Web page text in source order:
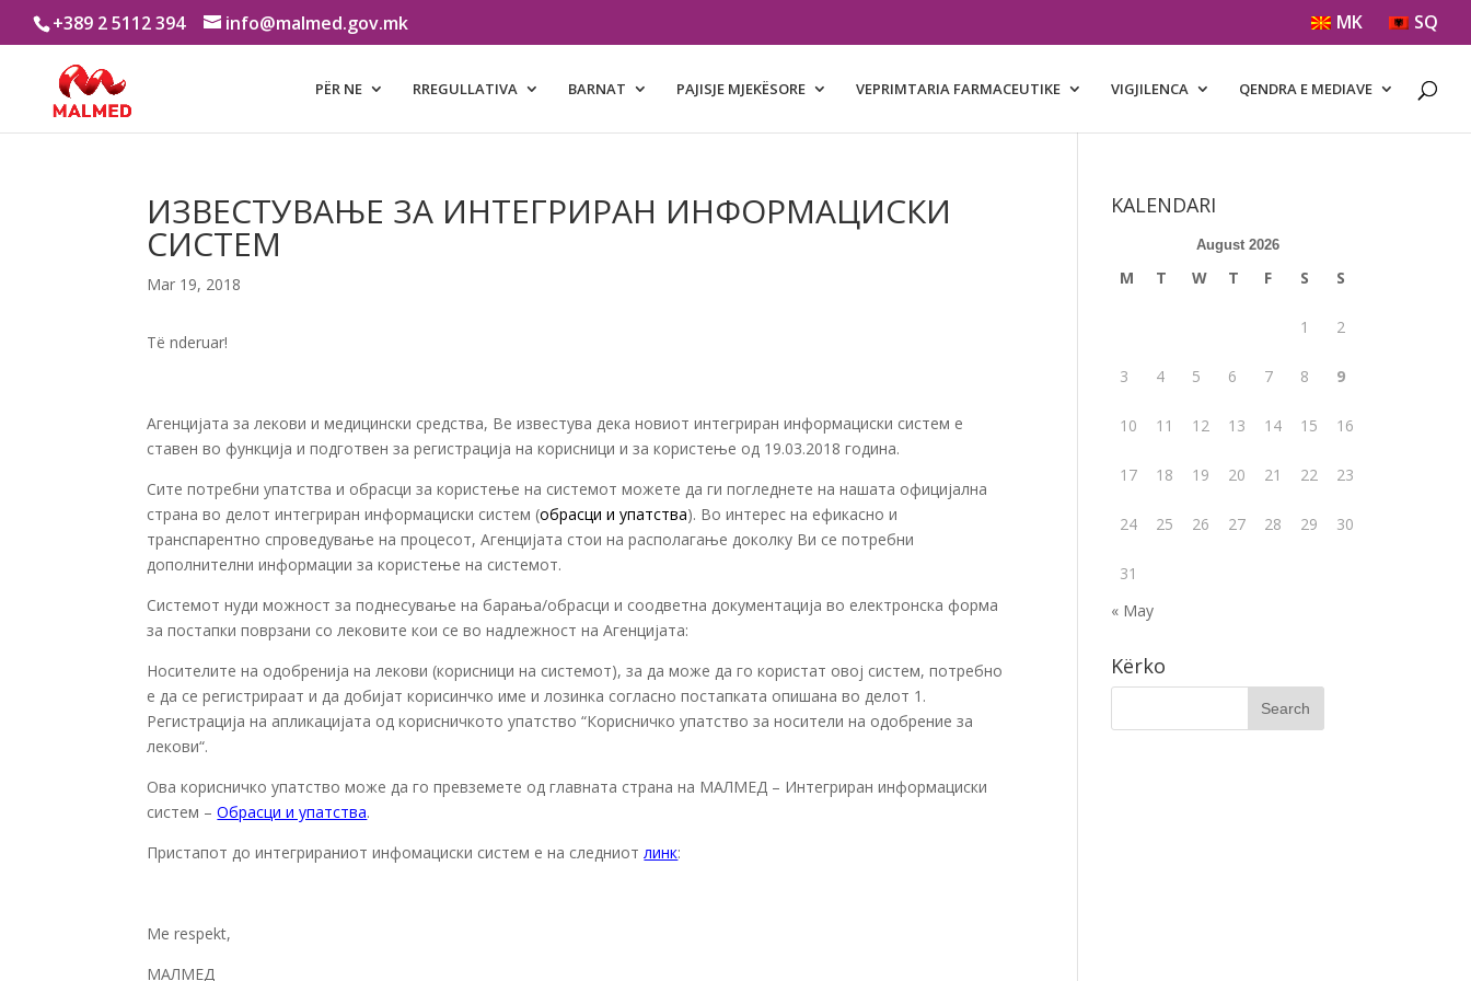
+389 2 5112 394 info@malmed.gov.mk MK SQ
PËR NE RREGULLATIVA BARNAT PAJISJE MJEKËSORE VEPRIMTARIA FARMACEUTIKE VIGJILENCA QENDRA E MEDIAVE
ИЗВЕСТУВАЊЕ ЗА ИНТЕГРИРАН ИНФОРМАЦИСКИ
СИСТЕМ
Mar 19, 2018
Të nderuar!
Агенцијата за лекови и медицински средства, Ве известува дека новиот интегриран информациски систем е
ставен во функција и подготвен за регистрација на корисници и за користење од 19.03.2018 година.
Сите потребни упатства и обрасци за користење на системот можете да ги погледнете на нашата официјална
страна во делот интегриран информациски систем (обрасци и упатства). Во интерес на ефикасно и
транспарентно спроведување на процесот, Агенцијата стои на располагање доколку Ви се потребни
дополнителни информации за користење на системот.
Системот нуди можност за поднесување на барања/обрасци и соодветна документација во електронска форма
за постапки поврзани со лековите кои се во надлежност на Агенцијата:
Носителите на одобренија на лекови (корисници на системот), за да може да го користат овој систем, потребно
е да се регистрираат и да добијат корисинчко име и лозинка согласно постапката опишана во делот 1.
Регистрација на апликацијата од корисничкото упатство “Корисничко упатство за носители на одобрение за
лекови“.
Ова корисничко упатство може да го превземете од главната страна на МАЛМЕД – Интегриран информациски
систем –Обрасци и упатства.
Пристапот до интегрираниот инфомациски систем е на следниотлинк:
Me respekt,
МАЛМЕД
KALENDARI
August 2026
M T W T F S S
1 2
3 4 5 6 7 8 9
10 11 12 13 14 15 16
17 18 19 20 21 22 23
24 25 26 27 28 29 30
31
« May
Kërko